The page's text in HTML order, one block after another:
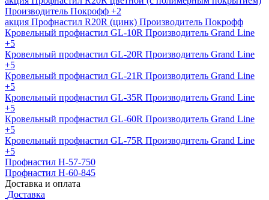
Производитель Покрофф +2
акция Профнастил R20R (цинк) Производитель Покрофф
Кровельный профнастил GL-10R Производитель Grand Line
+5
Кровельный профнастил GL-20R Производитель Grand Line
+5
Кровельный профнастил GL-21R Производитель Grand Line
+5
Кровельный профнастил GL-35R Производитель Grand Line
+5
Кровельный профнастил GL-60R Производитель Grand Line
+5
Кровельный профнастил GL-75R Производитель Grand Line
+5
Профнастил H-57-750
Профнастил H-60-845
Доставка и оплата
Доставка